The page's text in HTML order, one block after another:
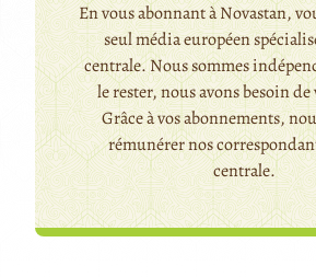
En vous abonnant à Novastan,
seul média européen
centrale. Nous sommes
le rester, nous avons besoin
Grâce à vos abonnements,
rémunérer nos
centrale.